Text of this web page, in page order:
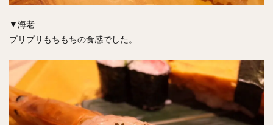
▼海老
プリプリもちもちの食感でした。